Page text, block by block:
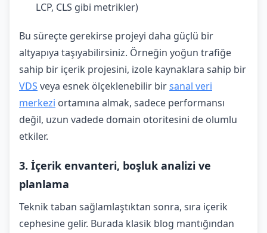
LCP, CLS gibi metrikler)
Bu süreçte gerekirse projeyi daha güçlü bir
altyapıya taşıyabilirsiniz. Örneğin yoğun trafiğe
sahip bir içerik projesini, izole kaynaklara sahip bir
VDS veya esnek ölçeklenebilir birsanal veri
merkezi ortamına almak, sadece performansı
değil, uzun vadede domain otoritesini de olumlu
etkiler.
3. İçerik envanteri, boşluk analizi ve
planlama
Teknik taban sağlamlaştıktan sonra, sıra içerik
cephesine gelir. Burada klasik blog mantığından